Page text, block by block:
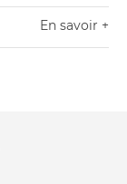
En savoir +